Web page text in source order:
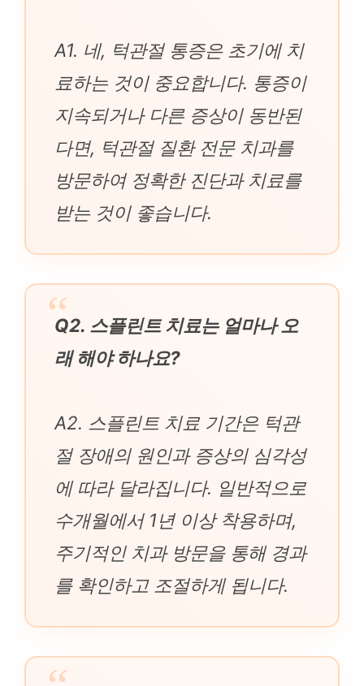
A1. 네, 턱관절 통증은 초기에 치
료하는 것이 중요합니다. 통증이
지속되거나 다른 증상이 동반된
다면, 턱관절 질환 전문 치과를
방문하여 정확한 진단과 치료를
받는 것이 좋습니다.
Q2. 스플린트 치료는 얼마나 오
래 해야 하나요?
A2. 스플린트 치료 기간은 턱관
절 장애의 원인과 증상의 심각성
에 따라 달라집니다. 일반적으로
수개월에서 1년 이상 착용하며,
주기적인 치과 방문을 통해 경과
를 확인하고 조절하게 됩니다.